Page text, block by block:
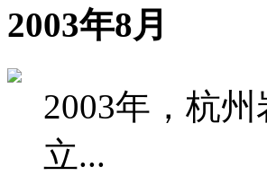
2003年8月
2003年，杭
立...